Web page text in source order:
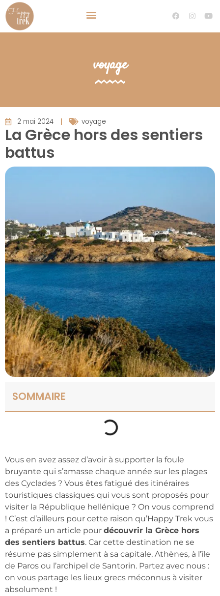
voyage
2 mai 2024 voyage
La Grèce hors des sentiers
battus
SOMMAIRE
Vous en avez assez d’avoir à supporter la foule
bruyante qui s’amasse chaque année sur les plages
des Cyclades ? Vous êtes fatigué des itinéraires
touristiques classiques qui vous sont proposés pour
visiter la République hellénique ? On vous comprend
! C’est d’ailleurs pour cette raison qu’Happy Trek vous
a préparé un article pour découvrir la Grèce hors
des sentiers battus. Car cette destination ne se
résume pas simplement à sa capitale, Athènes, à l’île
de Paros ou l’archipel de Santorin. Partez avec nous :
on vous partage les lieux grecs méconnus à visiter
absolument !